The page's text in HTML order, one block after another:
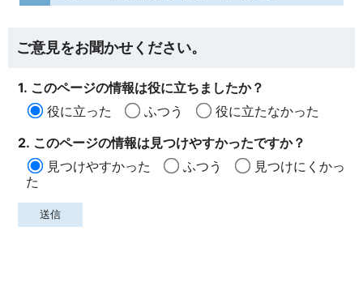
ご意見をお聞かせください。
1. このページの情報は役に立ちましたか？
役に立った
ふつう
役に立たなかった
2. このページの情報は見つけやすかったですか？
見つけやすかった
ふつう
見つけにくかっ
た